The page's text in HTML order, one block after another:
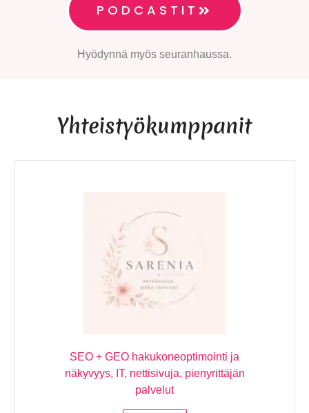
PODCASTIT
Hyödynnä myös seuranhaussa.
Yhteistyökumppanit
SEO + GEO hakukoneoptimointi ja
näkyvyys, IT, nettisivuja, pienyrittäjän
palvelut